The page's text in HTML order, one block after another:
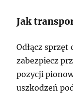
Jak
Odłącz
zabezpiecz
pozycji
uszkodzeń